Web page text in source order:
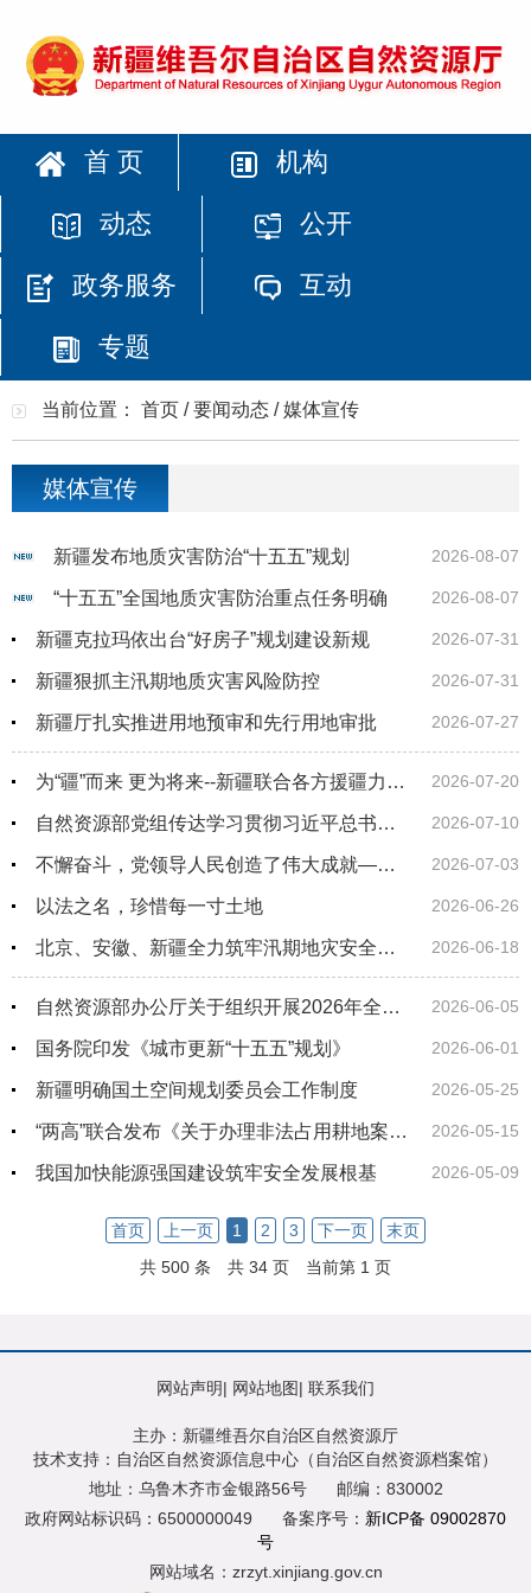
首 页 机构
动态 公开
政务服务 互动
专题
当前位置： 首页 /要闻动态 /媒体宣传
媒体宣传
2026-08-07
新疆发布地质灾害防治“十五五”规划
2026-08-07
“十五五”全国地质灾害防治重点任务明确
2026-07-31
新疆克拉玛依出台“好房子”规划建设新规
2026-07-31
新疆狠抓主汛期地质灾害风险防控
2026-07-27
新疆厅扎实推进用地预审和先行用地审批
2026-07-20
为“疆”而来 更为将来--新疆联合各方援疆力量，落实规划、地质、林草、生态、人才“五大援疆”举措，促进天山南北高质量发展
2026-07-10
自然资源部党组传达学习贯彻习近平总书记对防汛救灾工作作出的重要指示精神 对防汛关键期全国地灾防范应对再动员再部署
2026-07-03
不懈奋斗，党领导人民创造了伟大成就——论学习贯彻习近平总书记在庆祝中国共产党成立105周年大会上重要讲话 | 人民日报
2026-06-26
以法之名，珍惜每一寸土地
2026-06-18
北京、安徽、新疆全力筑牢汛期地灾安全防线
2026-06-05
自然资源部办公厅关于组织开展2026年全国土地日主题宣传活动的通知
2026-06-01
国务院印发《城市更新“十五五”规划》
2026-05-25
新疆明确国土空间规划委员会工作制度
2026-05-15
“两高”联合发布《关于办理非法占用耕地案件适用法律若干问题的规定》
2026-05-09
我国加快能源强国建设筑牢安全发展根基
首页 上一页 1 2 3 下一页
末页
共 500 条
共 34 页 当前第 1 页
网站声明| 网站地图| 联系我们
主办：新疆维吾尔自治区自然资源厅
技术支持：自治区自然资源信息中心（自治区自然资源档案馆）
地址：乌鲁木齐市金银路56号
邮编：830002
政府网站标识码：6500000049
备案序号： 新ICP备 09002870
号
网站域名：zrzyt.xinjiang.gov.cn